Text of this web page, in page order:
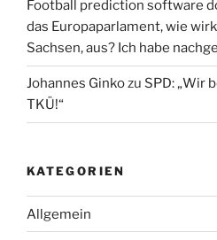
Football prediction software
das Europaparlament, wie
Sachsen, aus? Ich habe
Johannes Ginkozu SPD: „Wir
TKÜ!“
KATEGORIEN
Allgemein